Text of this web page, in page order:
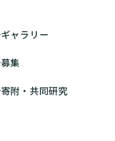
ギャラリー
募集
寄附・共同研究